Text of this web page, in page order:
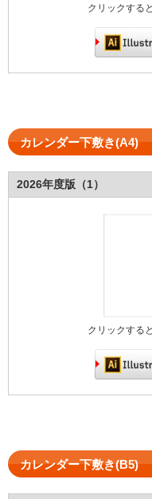
クリックする
カレンダー下敷き(A4)
2026年度版（1）
クリックする
カレンダー下敷き(B5)